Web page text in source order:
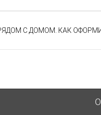
С ДОМОМ. КАК